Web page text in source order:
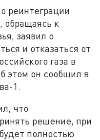
реинтеграции
обращаясь к
заявил о
и отказаться от
газа в
этом он сообщил в
1.
что
решение, при
полностью